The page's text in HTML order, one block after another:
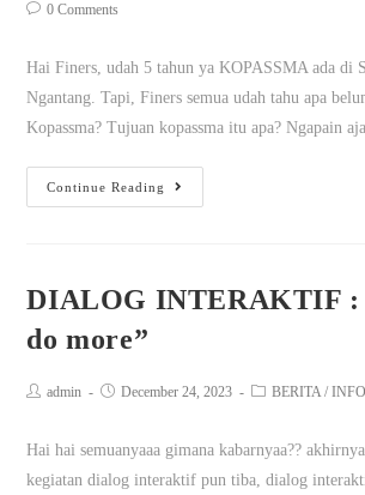
0 Comments
Hai Finers, udah 5 tahun ya KOPASSMA ada di
Ngantang. Tapi, Finers semua udah tahu apa
Kopassma? Tujuan kopassma itu apa? Ngapain
Continue Reading
DIALOG INTERAKTIF :
do more”
admin December 24, 2023 BERITA / INFO
Hai hai semuanyaaa gimana kabarnyaa??
kegiatan dialog interaktif pun tiba, dialog